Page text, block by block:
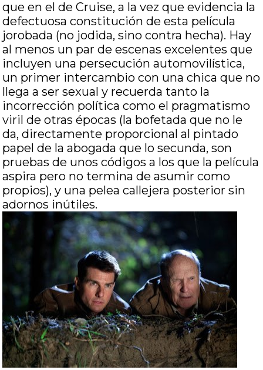
que en el de Cruise, a la vez que evidencia la
defectuosa constitución de esta película
jorobada (no jodida, sino contra hecha). Hay
al menos un par de escenas excelentes que
incluyen una persecución automovilística,
un primer intercambio con una chica que no
llega a ser sexual y recuerda tanto la
incorrección política como el pragmatismo
viril de otras épocas (la bofetada que no le
da, directamente proporcional al pintado
papel de la abogada que lo secunda, son
pruebas de unos códigos a los que la película
aspira pero no termina de asumir como
propios), y una pelea callejera posterior sin
adornos inútiles.